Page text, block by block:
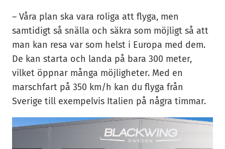
– Våra plan ska vara roliga att flyga, men
samtidigt så snälla och säkra som möjligt så att
man kan resa var som helst i Europa med dem.
De kan starta och landa på bara 300 meter,
vilket öppnar många möjligheter. Med en
marschfart på 350 km/h kan du flyga från
Sverige till exempelvis Italien på några timmar.